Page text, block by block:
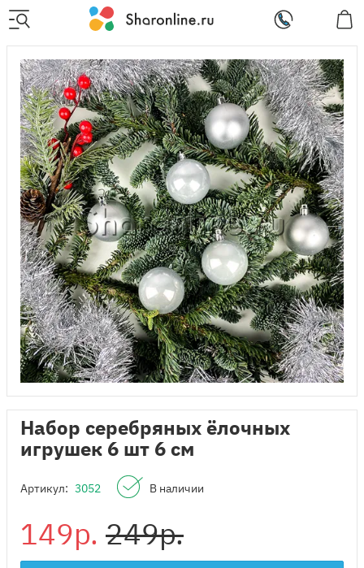
Набор серебряных ёлочных
игрушек 6 шт 6 см
Артикул: 3052 В наличии
149р. 249р.